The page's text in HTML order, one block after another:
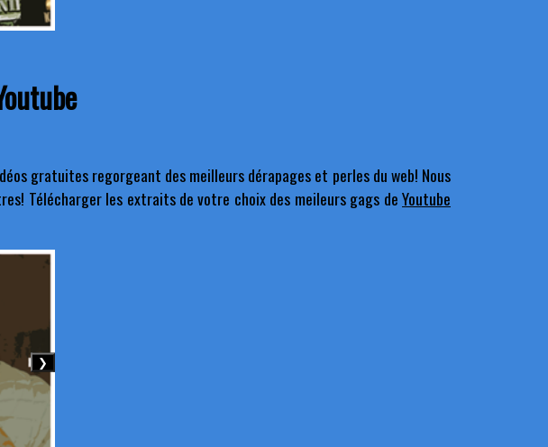
gratuites regorgeant des meilleurs dérapages et perles du web! Nous
Télécharger les extraits de votre choix des meileurs gags deYoutube
❯